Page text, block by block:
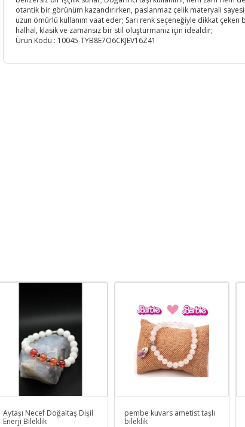
otantik bir görünüm kazandırırken, paslanmaz çelik materyali
uzun ömürlü kullanım vaat eder; Sarı renk seçeneğiyle dikkat çeken
halhal, klasik ve zamansız bir stil oluşturmanız için idealdir;
Ürün Kodu : 10045-TYB8E7O6CKJEV16Z41
Aytaşı Necef Doğaltaş Dişil
Enerji Bileklik
pembe kuvars ametist taşlı
bileklik